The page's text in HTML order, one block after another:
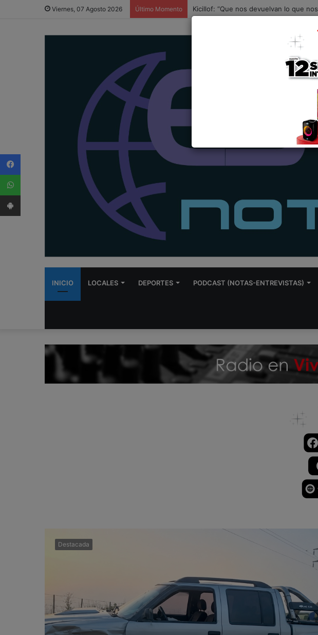
Viernes, 07 Agosto 2026 Último Momento Kicillof: “Que nos devuelvan lo que
INICIO LOCALES DEPORTES PODCAST (NOTAS-ENTREVISTAS)
Destacada